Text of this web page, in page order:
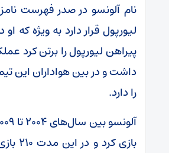
نام آلونسو در صدر فهرست
لیورپول قرار دارد به ویژه که
پیراهن لیورپول را برتن کرد
داشت و در بین هواداران این
را دارد.
بازی